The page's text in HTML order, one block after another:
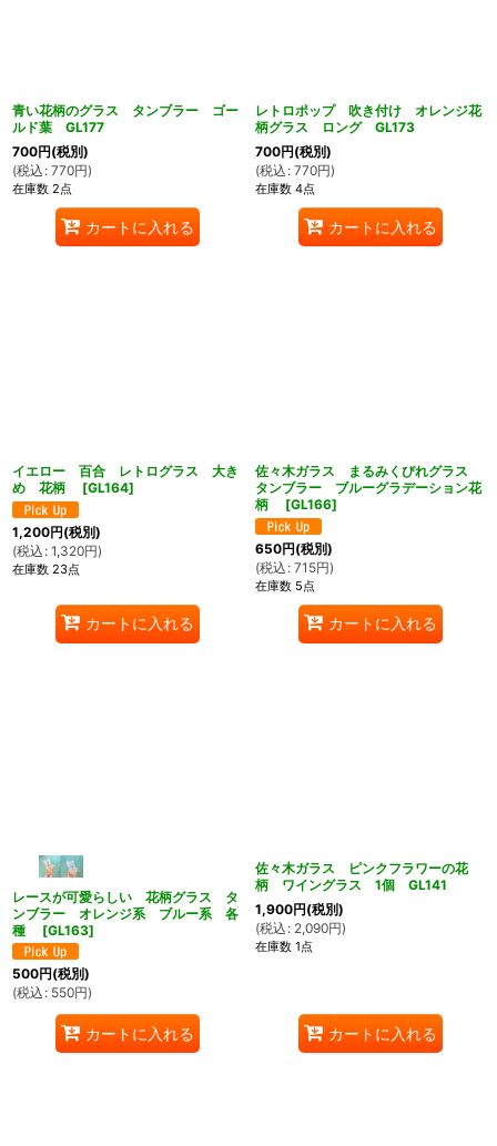
青い花柄のグラス タンブラー ゴー
ルド葉 GL177
700円(税別)
(税込 : 770円)
在庫数 2点
カートに入れる
レトロポップ 吹き付け オレンジ花
柄グラス ロング GL173
700円(税別)
(税込 : 770円)
在庫数 4点
カートに入れる
イエロー 百合 レトログラス 大き
め 花柄
[GL164]
1,200円(税別)
(税込 : 1,320円)
在庫数 23点
カートに入れる
佐々木ガラス まるみくびれグラス
タンブラー ブルーグラデーション花
柄
[GL166]
650円(税別)
(税込 : 715円)
在庫数 5点
カートに入れる
レースが可愛らしい 花柄グラス タ
ンブラー オレンジ系 ブルー系 各
種
[GL163]
500円(税別)
(税込 : 550円)
カートに入れる
佐々木ガラス ピンクフラワーの花
柄 ワイングラス 1個 GL141
1,900円(税別)
(税込 : 2,090円)
在庫数 1点
カートに入れる